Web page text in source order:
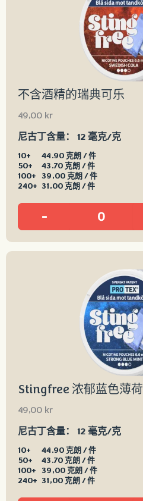
不含酒精的瑞典可乐
49,00 kr
尼古丁含量： 12 毫克/克
10+
44.90 克朗 / 件
50+
43.70 克朗 / 件
100+
39,00 克朗 / 件
240+ 31,00 克朗 / 件
-
Stingfree 浓郁蓝色薄荷
49,00 kr
尼古丁含量： 12 毫克/克
10+
44.90 克朗 / 件
50+
43.70 克朗 / 件
100+
39,00 克朗 / 件
240+ 31,00 克朗 / 件